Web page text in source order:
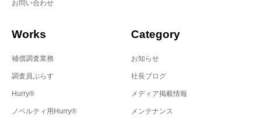
お問い合わせ
Works
補償調査業務
調査員ぷらす
Hurry®
ノベルティ用Hurry®
Category
お知らせ
社長ブログ
メディア掲載情報
メンテナンス